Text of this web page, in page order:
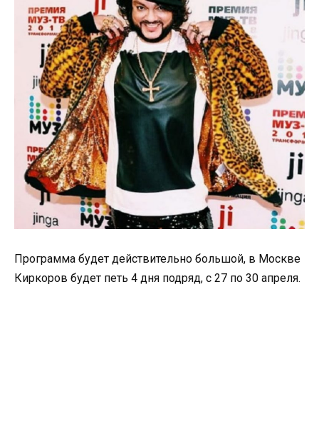
Программа будет действительно большой, в Москве
Киркоров будет петь 4 дня подряд, с 27 по 30 апреля.